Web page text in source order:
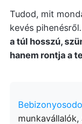
Tudod, mit
kevés
a túl hosszú,
hanem rontja a